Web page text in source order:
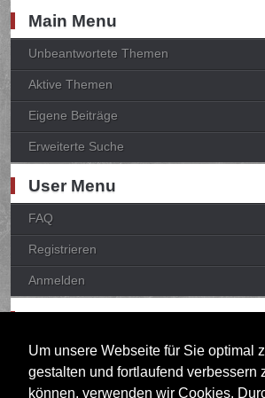
Um unsere Webseite für Sie optimal
gestalten und fortlaufend verbessern
können, verwenden wir Cookies.
Main Menu
Unbeantwortete Themen
Aktive Themen
Eigene Beiträge
Erweiterte Suche
User Menu
FAQ
Registrieren
Anmelden